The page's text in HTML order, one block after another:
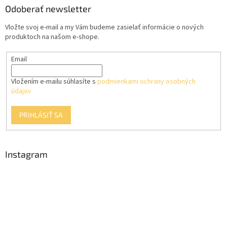
Odoberať newsletter
Vložte svoj e-mail a my Vám budeme zasielať informácie o nových
produktoch na našom e-shope.
Email
Vložením e-mailu súhlasíte s podmienkami ochrany osobných
údajov
PRIHLÁSIŤ SA
Instagram